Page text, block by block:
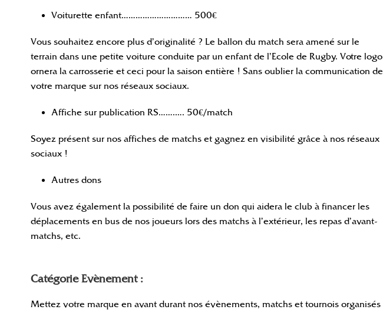
Voiturette enfant………………………… 500€
Vous souhaitez encore plus d’originalité ? Le ballon du match sera amené sur le
terrain dans une petite voiture conduite par un enfant de l’Ecole de Rugby. Votre logo
ornera la carrosserie et ceci pour la saison entière ! Sans oublier la communication de
votre marque sur nos réseaux sociaux.
Affiche sur publication RS…….…. 50€/match
Soyez présent sur nos affiches de matchs et gagnez en visibilité grâce à nos réseaux
sociaux !
Autres dons
Vous avez également la possibilité de faire un don qui aidera le club à financer les
déplacements en bus de nos joueurs lors des matchs à l’extérieur, les repas d’avant-
matchs, etc.
Catégorie Evènement :
Mettez votre marque en avant durant nos évènements, matchs et tournois organisés